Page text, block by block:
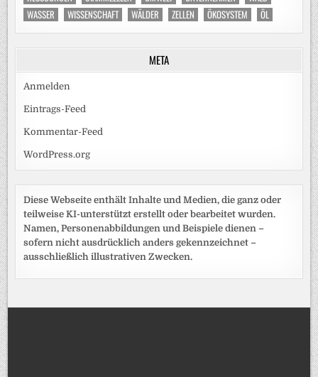
WASSER
WISSENSCHAFT WÄLDER ZELLEN ÖKOSYSTEM ÖL
META
Anmelden
Eintrags-Feed
Kommentar-Feed
WordPress.org
Diese Webseite enthält Inhalte und Medien, die ganz oder
teilweise KI-unterstützt erstellt oder bearbeitet wurden.
Namen, Personenabbildungen und Beispiele dienen –
sofern nicht ausdrücklich anders gekennzeichnet –
ausschließlich illustrativen Zwecken.